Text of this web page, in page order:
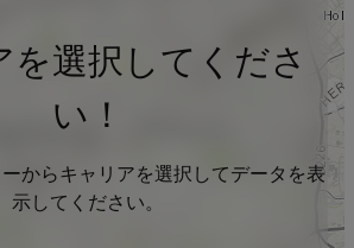
を選択してくださ
い！
からキャリアを選択してデータを表
示してください。